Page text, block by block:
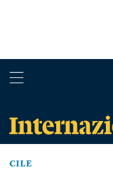
CILE